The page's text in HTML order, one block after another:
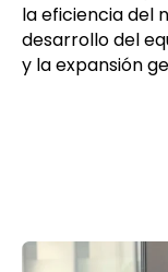
la eficiencia del
desarrollo del
y la expansión